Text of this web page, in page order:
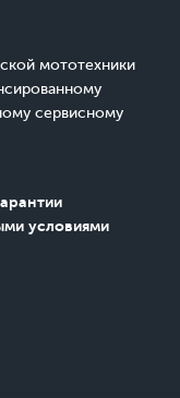
мототехники
сервисному
условиями